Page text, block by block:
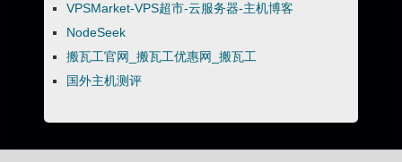
VPSMarket-VPS超市-云服务器-主机博客
NodeSeek
搬瓦工官网_搬瓦工优惠网_搬瓦工
国外主机测评